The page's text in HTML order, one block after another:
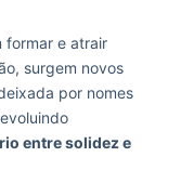
formar e atrair
surgem novos
por nomes
entre solidez e